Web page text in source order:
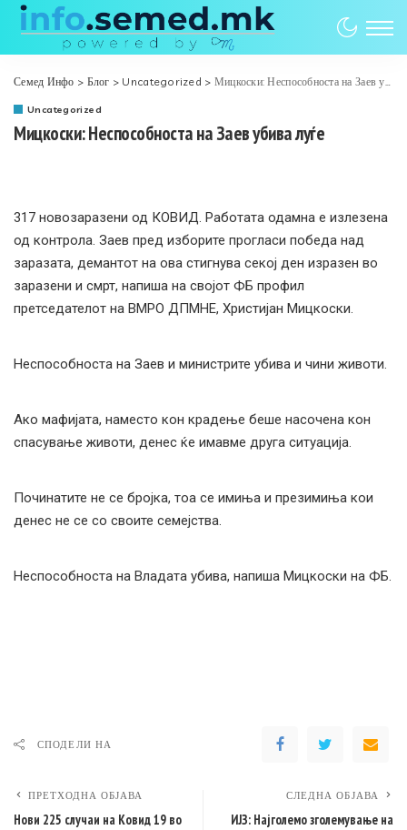
Семед Инфо > Блог > Uncategorized > Мицкоски: Неспособноста на Заев убива луѓе
Uncategorized
Мицкоски: Неспособноста на Заев убива луѓе
317 новозаразени од КОВИД. Работата одамна е излезена
од контрола. Заев пред изборите прогласи победа над
заразата, демантот на ова стигнува секој ден изразен во
заразени и смрт, напиша на својот ФБ профил
претседателот на ВМРО ДПМНЕ, Христијан Мицкоски.
Неспособноста на Заев и министрите убива и чини животи.
Ако мафијата, наместо кон крадење беше насочена кон
спасување животи, денес ќе имавме друга ситуација.
Починатите не се бројка, тоа се имиња и презимиња кои
денес не се со своите семејства.
Неспособноста на Владата убива, напиша Мицкоски на ФБ.
СПОДЕЛИ НА
ПРЕТХОДНА ОБЈАВА
Нови 225 случаи на Ковид 19 во
СЛЕДНА ОБЈАВА
ИЈЗ: Најголемо зголемување на